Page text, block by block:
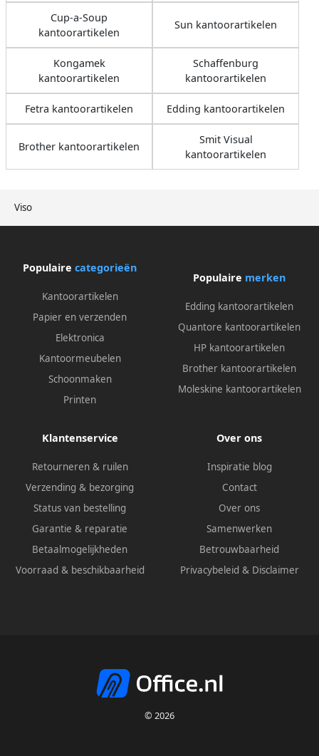
Viso
Cup-a-Soup
kantoorartikelen
Sun kantoorartikelen
Kongamek
kantoorartikelen
Schaffenburg
kantoorartikelen
Fetra kantoorartikelen Edding kantoorartikelen
Brother kantoorartikelen
Smit Visual
kantoorartikelen
Populaire categorieën
Kantoorartikelen
Papier en verzenden
Elektronica
Kantoormeubelen
Schoonmaken
Printen
Populaire merken
Edding kantoorartikelen
Quantore kantoorartikelen
HP kantoorartikelen
Brother kantoorartikelen
Moleskine kantoorartikelen
Klantenservice
Retourneren & ruilen
Verzending & bezorging
Status van bestelling
Garantie & reparatie
Betaalmogelijkheden
Voorraad & beschikbaarheid
Over ons
Inspiratie blog
Contact
Over ons
Samenwerken
Betrouwbaarheid
Privacybeleid & Disclaimer
© 2026